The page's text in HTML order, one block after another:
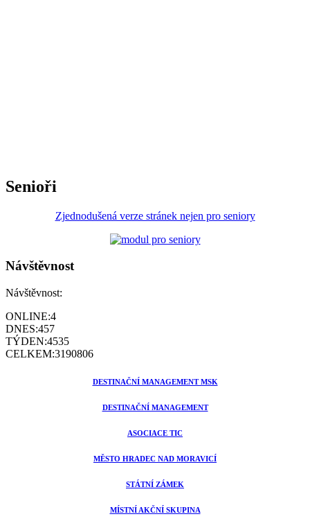
Senioři
Zjednodušená verze stránek nejen pro seniory
Návštěvnost
Návštěvnost:
ONLINE:4
DNES:457
TÝDEN:4535
CELKEM:3190806
DESTINAČNÍ MANAGEMENT MSK
DESTINAČNÍ MANAGEMENT
ASOCIACE TIC
MĚSTO HRADEC NAD MORAVICÍ
STÁTNÍ ZÁMEK
MÍSTNÍ AKČNÍ SKUPINA